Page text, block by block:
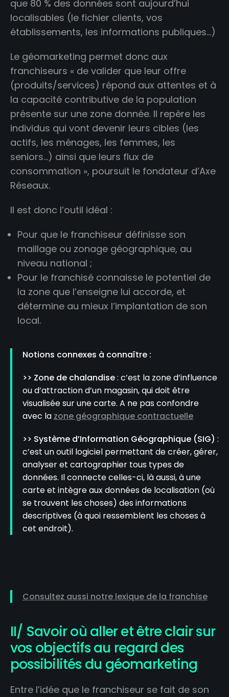
que 80 % des données sont aujourd’hui
localisables (le fichier clients, vos
établissements, les informations publiques…)
Le géomarketing permet donc aux
franchiseurs « de valider que leur offre
(produits/services) répond aux attentes et à
la capacité contributive de la population
présente sur une zone donnée. Il repère les
individus qui vont devenir leurs cibles (les
actifs, les ménages, les femmes, les
seniors…) ainsi que leurs flux de
consommation », poursuit le fondateur d’Axe
Réseaux.
Il est donc l’outil idéal :
Pour que le franchiseur définisse son
maillage ou zonage géographique, au
niveau national ;
Pour le franchisé connaisse le potentiel de
la zone que l’enseigne lui accorde, et
détermine au mieux l’implantation de son
local.
Notions connexes à connaître :
>> Zone de chalandise: c’est la zone d’influence
ou d’attraction d’un magasin, qui doit être
visualisée sur une carte. A ne pas confondre
avec la zone géographique contractuelle
>> Système d’Information Géographique (SIG) :
c’est un outil logiciel permettant de créer, gérer,
analyser et cartographier tous types de
données. Il connecte celles-ci, là aussi, à une
carte et intègre aux données de localisation (où
se trouvent les choses) des informations
descriptives (à quoi ressemblent les choses à
cet endroit).
Consultez aussi notre lexique de la franchise
II/ Savoir où aller et être clair sur
vos objectifs au regard des
possibilités du géomarketing
Entre l’idée que le franchiseur se fait de son